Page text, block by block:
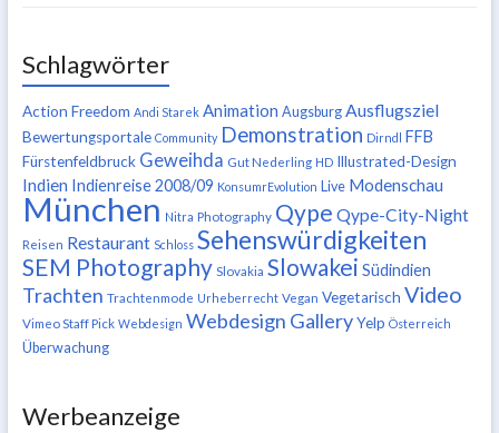
Schlagwörter
Action Freedom Andi Starek Animation Augsburg Ausflugsziel
Bewertungsportale Community Demonstration Dirndl FFB
Fürstenfeldbruck Geweihda Gut Nederling HD Illustrated-Design
Indien Indienreise 2008/09 KonsumrEvolution Live Modenschau
München Nitra Photography Qype Qype-City-Night
Reisen Restaurant Schloss Sehenswürdigkeiten
SEM Photography Slovakia Slowakei Südindien
Trachten Trachtenmode Urheberrecht Vegan Vegetarisch Video
Vimeo Staff Pick Webdesign Webdesign Gallery Yelp Österreich
Überwachung
Werbeanzeige